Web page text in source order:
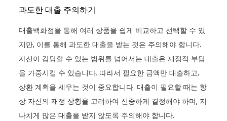
과도한 대출 주의하기
대출백화점을 통해 여러 상품을 쉽게 비교하고 선택할 수 있
지만, 이를 통해 과도한 대출을 받는 것은 주의해야 합니다.
자신이 감당할 수 있는 범위를 넘어서는 대출은 재정적 부담
을 가중시킬 수 있습니다. 따라서 필요한 금액만 대출하고,
상환 계획을 세우는 것이 중요합니다. 대출이 필요할 때는 항
상 자신의 재정 상황을 고려하여 신중하게 결정해야 하며, 지
나치게 많은 대출을 받지 않도록 주의해야 합니다.